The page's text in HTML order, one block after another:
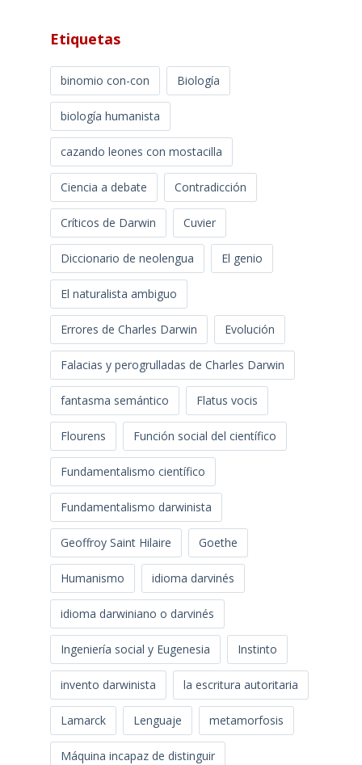
Etiquetas
binomio con-con Biología
biología humanista
cazando leones con mostacilla
Ciencia a debate Contradicción
Críticos de Darwin Cuvier
Diccionario de neolengua El genio
El naturalista ambiguo
Errores de Charles Darwin Evolución
Falacias y perogrulladas de Charles Darwin
fantasma semántico Flatus vocis
Flourens Función social del científico
Fundamentalismo científico
Fundamentalismo darwinista
Geoffroy Saint Hilaire Goethe
Humanismo idioma darvinés
idioma darwiniano o darvinés
Ingeniería social y Eugenesia Instinto
invento darwinista la escritura autoritaria
Lamarck Lenguaje metamorfosis
Máquina incapaz de distinguir